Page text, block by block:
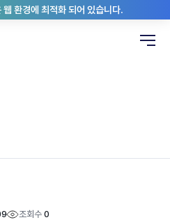
환경에 최적화 되어 있습니다.
조회수 0